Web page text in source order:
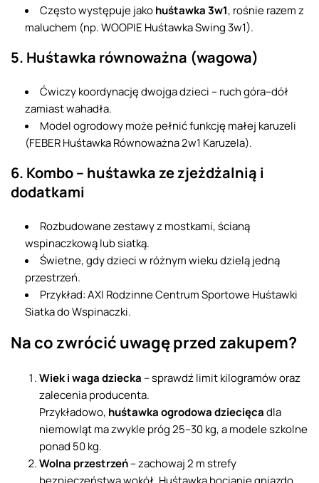
Często występuje jakohuśtawka 3w1, rośnie razem z
maluchem (np. WOOPIE Huśtawka Swing 3w1).
5. Huśtawka równoważna (wagowa)
Ćwiczy koordynację dwojga dzieci – ruch góra–dół
zamiast wahadła.
Model ogrodowy może pełnić funkcję małej karuzeli
(FEBER Huśtawka Równoważna 2w1 Karuzela).
6. Kombo – huśtawka ze zjeżdżalnią i
dodatkami
Rozbudowane zestawy z mostkami, ścianą
wspinaczkową lub siatką.
Świetne, gdy dzieci w różnym wieku dzielą jedną
przestrzeń.
Przykład: AXI Rodzinne Centrum Sportowe Huśtawki
Siatka do Wspinaczki.
Na co zwrócić uwagę przed zakupem?
Wiek i waga dziecka – sprawdź limit kilogramów oraz
zalecenia producenta.
Przykładowo, huśtawka ogrodowa dziecięcadla
niemowląt ma zwykle próg 25–30 kg, a modele szkolne
ponad 50 kg.
Wolna przestrzeń– zachowaj 2 m strefy